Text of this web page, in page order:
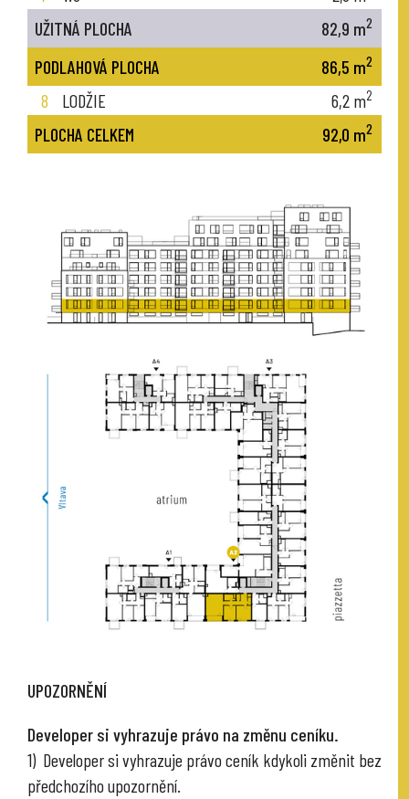
UŽITNÁ PLOCHA
82,9 m2
PODLAHOVÁ PLOCHA 86,5 m2
8 LODŽIE 6,2 m2
PLOCHA CELKEM 92,0 m2
UPOZORNĚNÍ
Developer si vyhrazuje právo na změnu ceníku.
1) Developer si vyhrazuje právo ceník kdykoli změnit bez
předchozího upozornění.